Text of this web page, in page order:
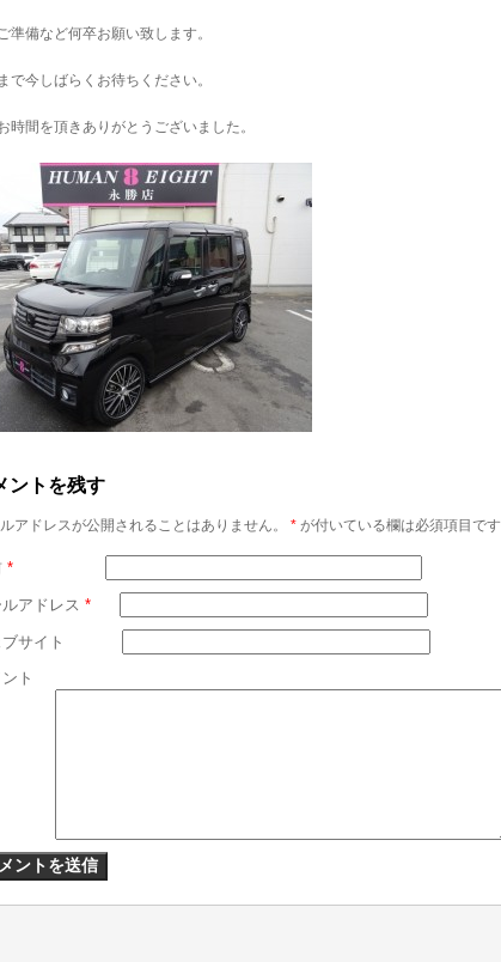
準備など何卒お願い致します。
で今しばらくお待ちください。
時間を頂きありがとうございました。
ントを残す
アドレスが公開されることはありません。 *が付いている欄は必須項目です
*
ルアドレス *
サイト
ト